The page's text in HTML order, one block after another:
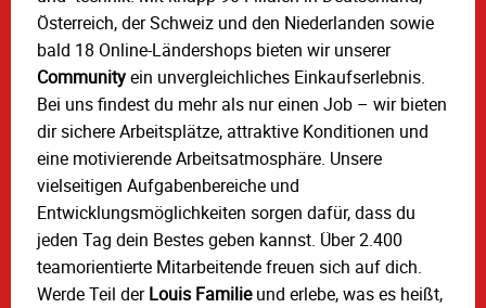
Österreich, der Schweiz und den Niederlanden sowie
bald 18 Online-Ländershops bieten wir unserer
Communityein unvergleichliches Einkaufserlebnis.
Bei uns findest du mehr als nur einen Job – wir bieten
dir sichere Arbeitsplätze, attraktive Konditionen und
eine motivierende Arbeitsatmosphäre. Unsere
vielseitigen Aufgabenbereiche und
Entwicklungsmöglichkeiten sorgen dafür, dass du
jeden Tag dein Bestes geben kannst. Über 2.400
teamorientierte Mitarbeitende freuen sich auf dich.
Werde Teil derLouis Familieund erlebe, was es heißt,